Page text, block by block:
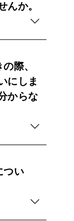
んか。
際、
にしま
からな
つい